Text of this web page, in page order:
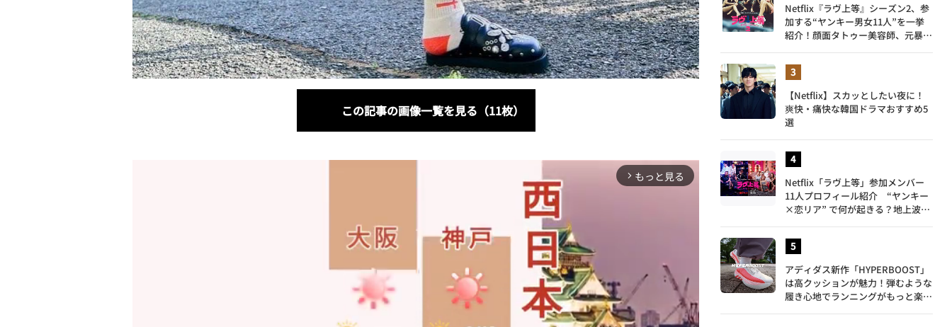
この記事の画像一覧を見る（11枚）
arrow_forward_ios もっと見る
Netflix『ラヴ上等』シーズン2、参
加する“ヤンキー男女11人”を一挙
紹介！顔面タトゥー美容師、元暴走
【Netflix】スカッとしたい夜に！
爽快・痛快な韓国ドラマおすすめ5
選
Netflix「ラヴ上等」参加メンバー
11人プロフィール紹介 “ヤンキー
×恋リア” で何が起きる？地上波で
が爆誕
アディダス新作「HYPERBOOST」
は高クッションが魅力！弾むような
履き心地でランニングがもっと楽し